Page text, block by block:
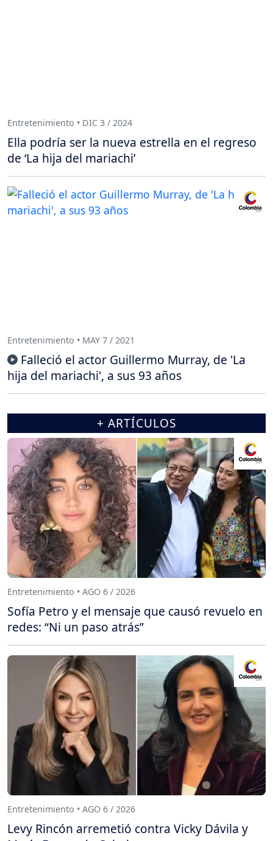
Entretenimiento • DIC 3 / 2024
Ella podría ser la nueva estrella en el regreso
de ‘La hija del mariachi’
Entretenimiento • MAY 7 / 2021
Falleció el actor Guillermo Murray, de 'La
hija del mariachi', a sus 93 años
+ ARTÍCULOS
Entretenimiento • AGO 6 / 2026
Sofía Petro y el mensaje que causó revuelo en
redes: “Ni un paso atrás”
Entretenimiento • AGO 6 / 2026
Levy Rincón arremetió contra Vicky Dávila y